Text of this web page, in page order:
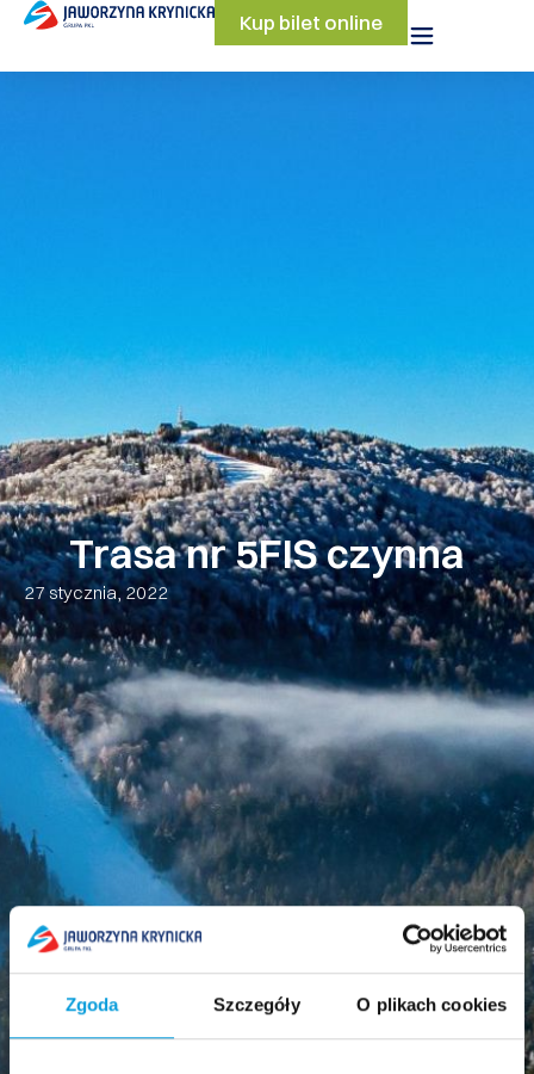
Zgoda Szczegóły O plikach cookies
Kup bilet online
Trasa nr 5FIS czynna
27 stycznia, 2022